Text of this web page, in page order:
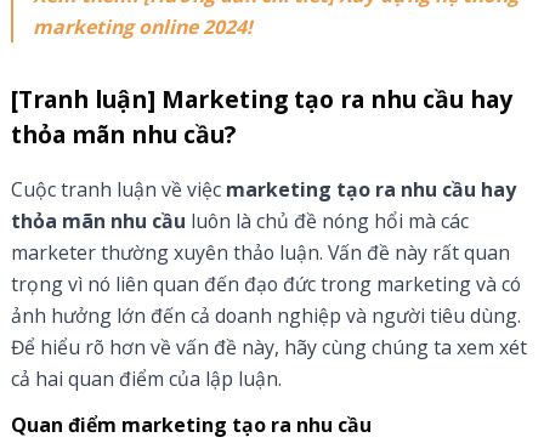
marketing online 2024!
[Tranh luận] Marketing tạo ra nhu cầu hay
thỏa mãn nhu cầu?
Cuộc tranh luận về việcmarketing tạo ra nhu cầu hay
thỏa mãn nhu cầu luôn là chủ đề nóng hổi mà các
marketer thường xuyên thảo luận. Vấn đề này rất quan
trọng vì nó liên quan đến đạo đức trong marketing và có
ảnh hưởng lớn đến cả doanh nghiệp và người tiêu dùng.
Để hiểu rõ hơn về vấn đề này, hãy cùng chúng ta xem xét
cả hai quan điểm của lập luận.
Quan điểm marketing tạo ra nhu cầu